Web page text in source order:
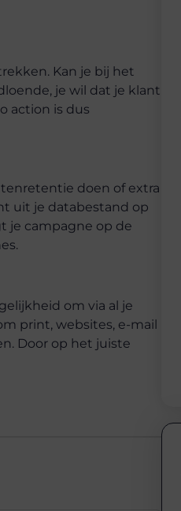
Kan je bij het
je wil dat je klant
action is dus
doen of extra
uit je databestand op
je campagne op de
om via al je
print, websites, e-mail
Door op het juiste